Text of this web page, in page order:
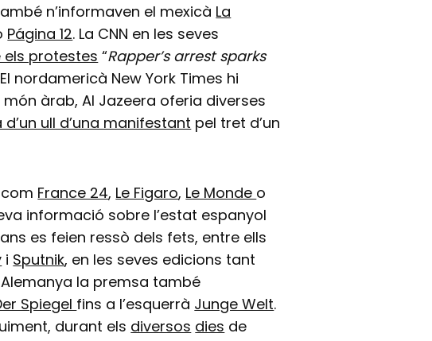
n’informaven el mexicà La
Página 12. La CNN en les seves
protestes “Rapper’s arrest sparks
nordamericà New York Times hi
món àrab, Al Jazeera oferia diverses
ull d’una manifestant pel tret d’un
France 24, Le Figaro, Le Monde o
informació sobre l’estat espanyol
es feien ressò dels fets, entre ells
i Sputnik, en les seves edicions tant
la premsa també
Spiegel fins a l’esquerrà Junge Welt.
durant els diversos dies de